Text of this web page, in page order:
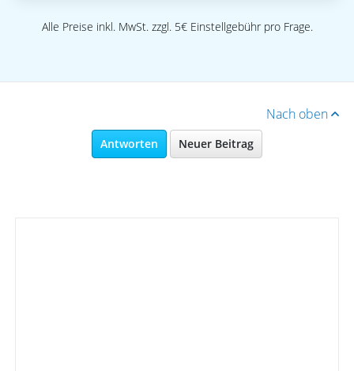
Alle Preise inkl. MwSt. zzgl. 5€ Einstellgebühr pro Frage.
Nach oben
Antworten Neuer Beitrag